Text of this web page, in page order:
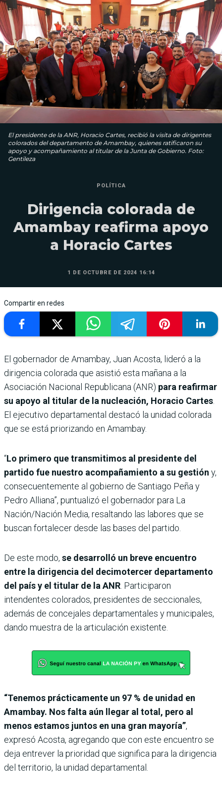
El presidente de la ANR, Horacio Cartes, recibió la visita de dirigentes
colorados del departamento de Amambay, quienes ratificaron su
apoyo y acompañamiento al titular de la Junta de Gobierno. Foto:
Gentileza
POLÍTICA
Dirigencia colorada de
Amambay reafirma apoyo
a Horacio Cartes
1 DE OCTUBRE DE 2024 16:14
Compartir en redes
El gobernador de Amambay, Juan Acosta, lideró a la
dirigencia colorada que asistió esta mañana a la
Asociación Nacional Republicana (ANR) para reafirmar
su apoyo al titular de la nucleación, Horacio Cartes.
El ejecutivo departamental destacó la unidad colorada
que se está priorizando en Amambay.
“Lo primero que transmitimos al presidente del
partido fue nuestro acompañamiento a su gestión y,
consecuentemente al gobierno de Santiago Peña y
Pedro Alliana”, puntualizó el gobernador para La
Nación/Nación Media, resaltando las labores que se
buscan fortalecer desde las bases del partido.
De este modo, se desarrolló un breve encuentro
entre la dirigencia del decimotercer departamento
del país y el titular de la ANR. Participaron
intendentes colorados, presidentes de seccionales,
además de concejales departamentales y municipales,
dando muestra de la articulación existente.
“Tenemos prácticamente un 97 % de unidad en
Amambay. Nos falta aún llegar al total, pero al
menos estamos juntos en una gran mayoría”,
expresó Acosta, agregando que con este encuentro se
deja entrever la prioridad que significa para la dirigencia
del territorio, la unidad departamental.